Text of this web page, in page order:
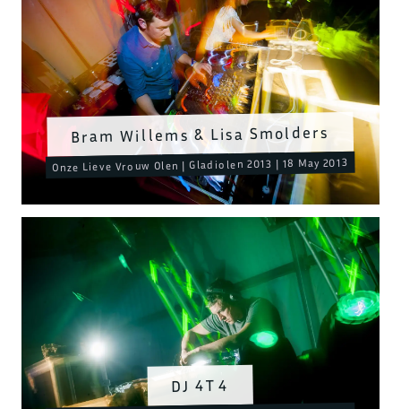
DJ 4T4
Bram Willems & Lisa Smolders
Onze Lieve Vrouw Olen | Gladiolen 2013 | 18 May 2013